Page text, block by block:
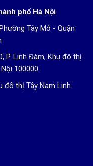
phố Hà Nội
Tây Mỗ - Quận
P. Linh Đàm, Khu đô thị
100000
đô thị Tây Nam Linh